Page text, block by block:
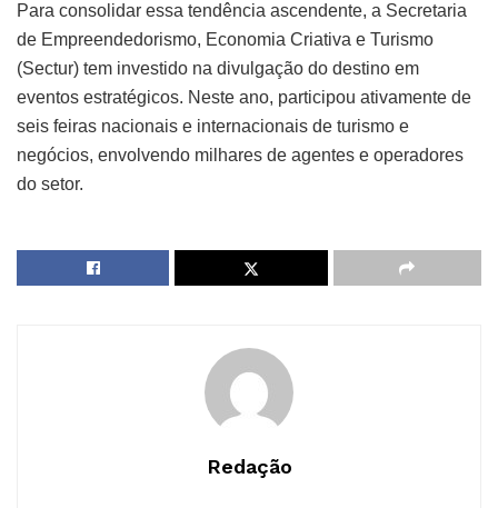
Para consolidar essa tendência ascendente, a Secretaria
de Empreendedorismo, Economia Criativa e Turismo
(Sectur) tem investido na divulgação do destino em
eventos estratégicos. Neste ano, participou ativamente de
seis feiras nacionais e internacionais de turismo e
negócios, envolvendo milhares de agentes e operadores
do setor.
Redação